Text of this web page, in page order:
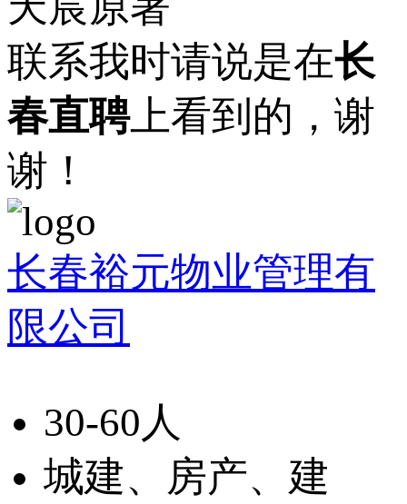
联系我时请说是在长
春直聘上看到的，谢
谢！
长春裕元物业管理有
限公司
30-60人
城建、房产、建